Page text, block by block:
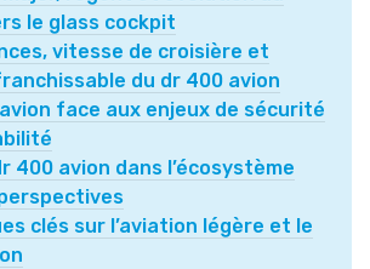
le glass cockpit
vitesse de croisière et
du dr 400 avion
face aux enjeux de sécurité
400 avion dans l’écosystème
clés sur l’aviation légère et le